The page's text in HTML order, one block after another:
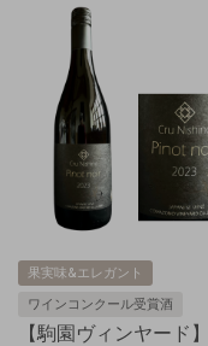
果実味&エレガント
ワインコンクール受賞酒
【駒園ヴィンヤード